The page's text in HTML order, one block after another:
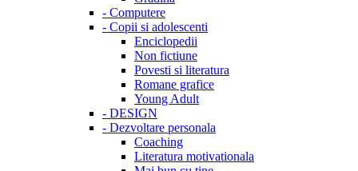
- Computere
- Copii si adolescenti
Enciclopedii
Non fictiune
Povesti si literatura
Romane grafice
Young Adult
- DESIGN
- Dezvoltare personala
Coaching
Literatura motivationala